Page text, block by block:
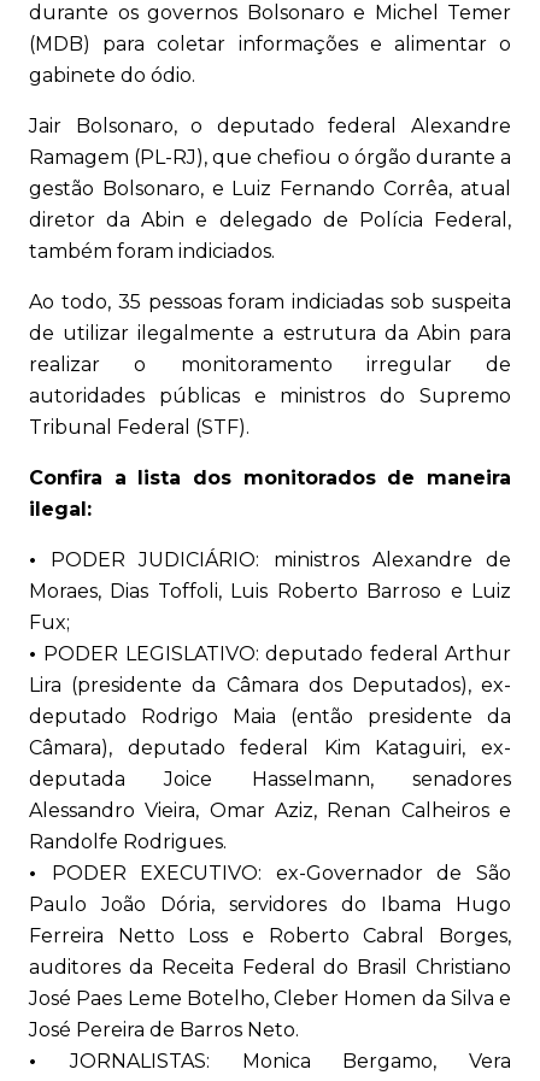
durante os governos Bolsonaro e Michel Temer
(MDB) para coletar informações e alimentar o
gabinete do ódio.
Jair Bolsonaro, o deputado federal Alexandre
Ramagem (PL-RJ), que chefiou o órgão durante a
gestão Bolsonaro, e Luiz Fernando Corrêa, atual
diretor da Abin e delegado de Polícia Federal,
também foram indiciados.
Ao todo, 35 pessoas foram indiciadas sob suspeita
de utilizar ilegalmente a estrutura da Abin para
realizar o monitoramento irregular de
autoridades públicas e ministros do Supremo
Tribunal Federal (STF).
Confira a lista dos monitorados de maneira
ilegal:
•
PODER JUDICIÁRIO: ministros Alexandre de
Moraes, Dias Toffoli, Luis Roberto Barroso e Luiz
Fux;
• PODER LEGISLATIVO: deputado federal Arthur
Lira (presidente da Câmara dos Deputados), ex-
deputado Rodrigo Maia (então presidente da
Câmara), deputado federal Kim Kataguiri, ex-
deputada Joice Hasselmann, senadores
Alessandro Vieira, Omar Aziz, Renan Calheiros e
Randolfe Rodrigues.
•
PODER EXECUTIVO: ex-Governador de São
Paulo João Dória, servidores do Ibama Hugo
Ferreira Netto Loss e Roberto Cabral Borges,
auditores da Receita Federal do Brasil Christiano
José Paes Leme Botelho, Cleber Homen da Silva e
José Pereira de Barros Neto.
•JORNALISTAS: Monica Bergamo, Vera